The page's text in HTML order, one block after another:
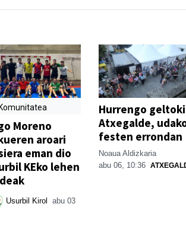
Komunitatea
Moreno
aroari
eman dio
KEko lehen
Usurbil Kirol abu 03
Hurrengo
Atxegalde,
festen errondan
Noaua Aldizkaria
abu 06, 10:36